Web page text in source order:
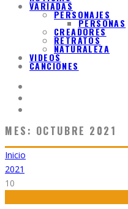
VARIADAS
PERSONAJES
PERSONAS
CREADORES
RETRATOS
NATURALEZA
VIDEOS
CANCIONES
MES: OCTUBRE 2021
Inicio
2021
10